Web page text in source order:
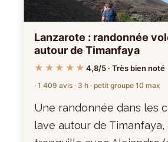
Lanzarote : randonnée
autour de Timanfaya
★★★★★ 4,8/5 · Très bien noté
· 1 409 avis · 3 h · petit groupe 10 max
Une randonnée dans les
lave autour de